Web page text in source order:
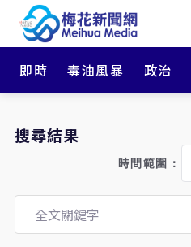
即時 毒油風暴 政治
搜尋結果
時間範圍：